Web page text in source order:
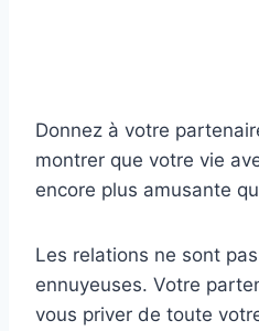
Donnez à votre
montrer que votre vie
encore plus amusante
Les relations ne sont
ennuyeuses. Votre
vous priver de toute